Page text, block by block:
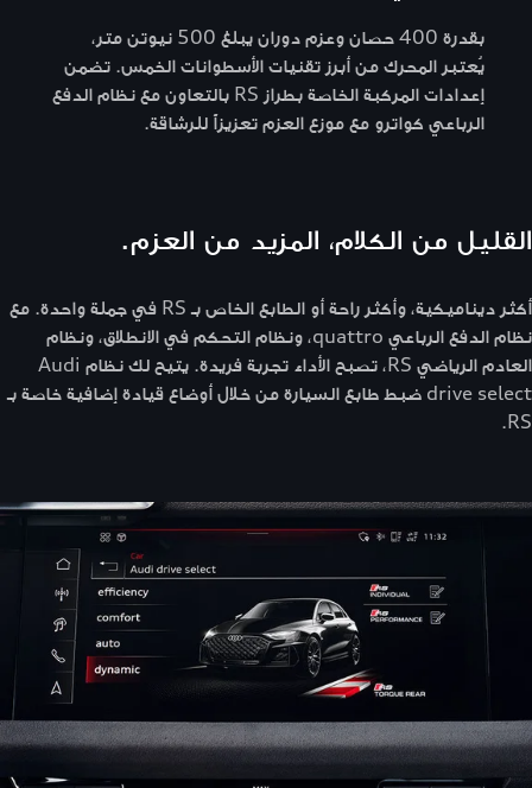
بقدرة 400 حصان وعزم دوران يبلغ 500 نيوتن متر،
يُعتبر المحرك من أبرز تقنيات الأسطوانات الخمس. تضمن
إعدادات المركبة الخاصة بطراز RS بالتعاون مع نظام الدفع
الرباعي كواترو مع موزع العزم تعزيزاً للرشاقة.
القليل من الكلام، المزيد من العزم.
أكثر ديناميكية، وأكثر راحة أو الطابع الخاص بـ RS في جملة واحدة. مع
نظام الدفع الرباعي quattro، ونظام التحكم في الانطلاق، ونظام
العادم الرياضي RS، تصبح الأداء تجربة فريدة. يتيح لك نظام Audi
drive select ضبط طابع السيارة من خلال أوضاع قيادة إضافية خاصة بـ
RS.